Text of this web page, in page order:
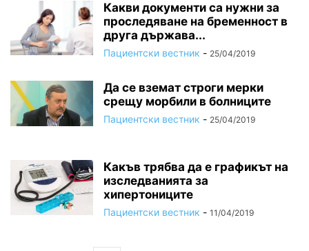
Какви документи са нужни за
проследяване на бременност в
друга държава...
Пациентски вестник - 25/04/2019
Да се вземат строги мерки
срещу морбили в болниците
Пациентски вестник - 25/04/2019
Какъв трябва да е графикът на
изследванията за
хипертониците
Пациентски вестник - 11/04/2019